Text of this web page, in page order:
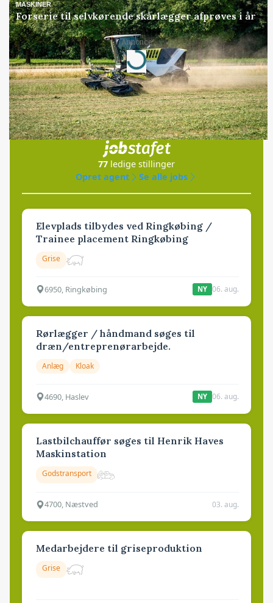
MASKINER
Forserie til selvkørende skårlægger afprøves i år
Annonce
Loading...
Jobs
i samarbejde med
77 ledige stillinger
Opret agent
Se alle jobs
Elevplads tilbydes ved Ringkøbing /
Trainee placement Ringkøbing
Grise
6950, Ringkøbing NY 06. aug.
Rørlægger / håndmand søges til
dræn/entreprenørarbejde.
Anlæg Kloak
4690, Haslev NY 06. aug.
Lastbilchauffør søges til Henrik Haves
Maskinstation
Godstransport
4700, Næstved 03. aug.
Medarbejdere til griseproduktion
Grise